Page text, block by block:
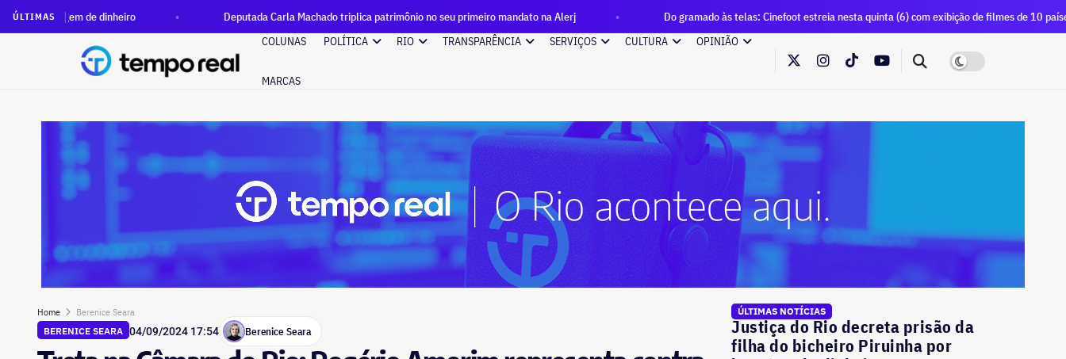
ÚLTIMAS
dinheiro Deputada Carla Machado triplica patrimônio no seu primeiro mandato na Alerj
Do gramado às telas: Cinefoot estreia nesta quinta (6) com exibição de filmes de 10 países
COLUNAS
POLÍTICA RIO TRANSPARÊNCIA SERVIÇOS CULTURA OPINIÃO
MARCAS
Home
Berenice Seara
BERENICE SEARA 04/09/2024 17:54 Berenice Seara
ÚLTIMAS NOTÍCIAS
Justiça do Rio decreta prisão da
filha do bicheiro Piruinha por